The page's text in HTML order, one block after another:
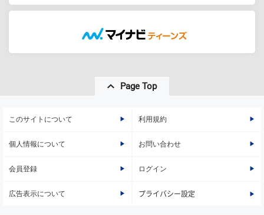
Page Top
このサイトについて 利用規約
個人情報について お問い合わせ
会員登録 ログイン
広告表示について プライバシー設定